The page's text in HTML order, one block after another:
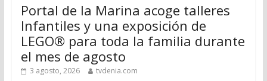
Portal de la Marina acoge talleres
Infantiles y una exposición de
LEGO® para toda la familia durante
el mes de agosto
3 agosto, 2026 tvdenia.com